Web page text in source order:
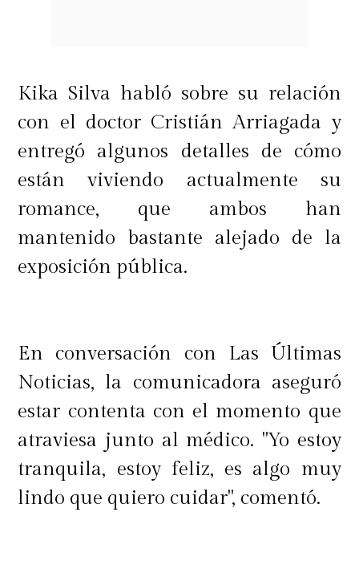
Kika Silva habló sobre su relación
con el doctor Cristián Arriagada y
entregó algunos detalles de cómo
están viviendo actualmente su
romance, que ambos han
mantenido bastante alejado de la
exposición pública.
En conversación con Las Últimas
Noticias, la comunicadora aseguró
estar contenta con el momento que
atraviesa junto al médico. "Yo estoy
tranquila, estoy feliz, es algo muy
lindo que quiero cuidar", comentó.